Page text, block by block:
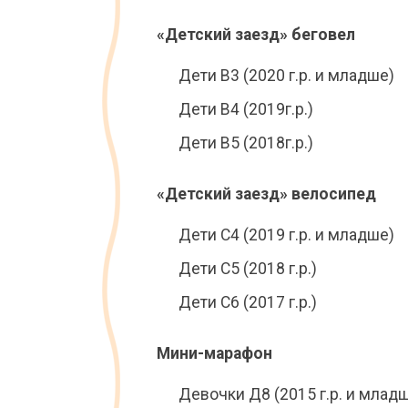
«Детский заезд» беговел
Дети B3 (2020 г.р. и младше)
Дети B4 (2019г.р.)
Дети B5 (2018г.р.)
«Детский заезд» велосипед
Дети С4 (2019 г.р. и младше)
Дети С5 (2018 г.р.)
Дети С6 (2017 г.р.)
Мини-марафон
Девочки Д8 (2015 г.р. и